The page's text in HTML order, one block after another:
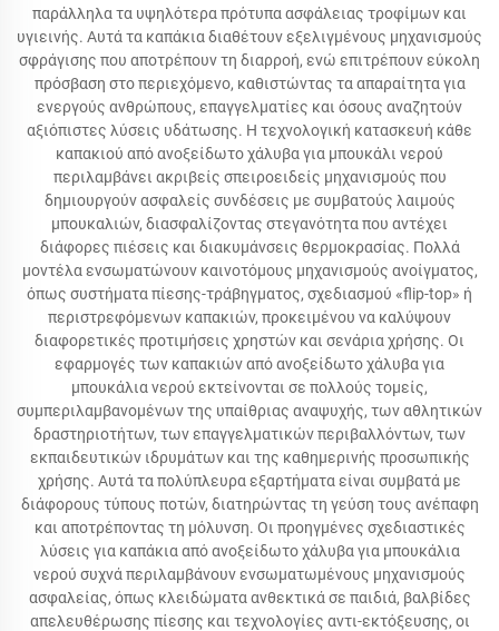
παράλληλα τα υψηλότερα πρότυπα ασφάλειας τροφίμων και
υγιεινής. Αυτά τα καπάκια διαθέτουν εξελιγμένους μηχανισμούς
σφράγισης που αποτρέπουν τη διαρροή, ενώ επιτρέπουν εύκολη
πρόσβαση στο περιεχόμενο, καθιστώντας τα απαραίτητα για
ενεργούς ανθρώπους, επαγγελματίες και όσους αναζητούν
αξιόπιστες λύσεις υδάτωσης. Η τεχνολογική κατασκευή κάθε
καπακιού από ανοξείδωτο χάλυβα για μπουκάλι νερού
περιλαμβάνει ακριβείς σπειροειδείς μηχανισμούς που
δημιουργούν ασφαλείς συνδέσεις με συμβατούς λαιμούς
μπουκαλιών, διασφαλίζοντας στεγανότητα που αντέχει
διάφορες πιέσεις και διακυμάνσεις θερμοκρασίας. Πολλά
μοντέλα ενσωματώνουν καινοτόμους μηχανισμούς ανοίγματος,
όπως συστήματα πίεσης-τράβηγματος, σχεδιασμού «flip-top» ή
περιστρεφόμενων καπακιών, προκειμένου να καλύψουν
διαφορετικές προτιμήσεις χρηστών και σενάρια χρήσης. Οι
εφαρμογές των καπακιών από ανοξείδωτο χάλυβα για
μπουκάλια νερού εκτείνονται σε πολλούς τομείς,
συμπεριλαμβανομένων της υπαίθριας αναψυχής, των αθλητικών
δραστηριοτήτων, των επαγγελματικών περιβαλλόντων, των
εκπαιδευτικών ιδρυμάτων και της καθημερινής προσωπικής
χρήσης. Αυτά τα πολύπλευρα εξαρτήματα είναι συμβατά με
διάφορους τύπους ποτών, διατηρώντας τη γεύση τους ανέπαφη
και αποτρέποντας τη μόλυνση. Οι προηγμένες σχεδιαστικές
λύσεις για καπάκια από ανοξείδωτο χάλυβα για μπουκάλια
νερού συχνά περιλαμβάνουν ενσωματωμένους μηχανισμούς
ασφαλείας, όπως κλειδώματα ανθεκτικά σε παιδιά, βαλβίδες
απελευθέρωσης πίεσης και τεχνολογίες αντι-εκτόξευσης, οι